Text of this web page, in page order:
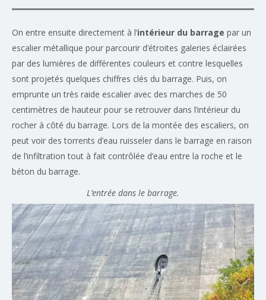
On entre ensuite directement à l’intérieur du barrage par un
escalier métallique pour parcourir d’étroites galeries éclairées
par des lumières de différentes couleurs et contre lesquelles
sont projetés quelques chiffres clés du barrage. Puis, on
emprunte un très raide escalier avec des marches de 50
centimètres de hauteur pour se retrouver dans l’intérieur du
rocher à côté du barrage. Lors de la montée des escaliers, on
peut voir des torrents d’eau ruisseler dans le barrage en raison
de l’infiltration tout à fait contrôlée d’eau entre la roche et le
béton du barrage.
L’entrée dans le barrage.